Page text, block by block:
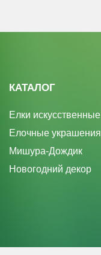
КАТАЛОГ
Елки искусственные
Елочные украшения
Мишура-Дождик
Новогодний декор